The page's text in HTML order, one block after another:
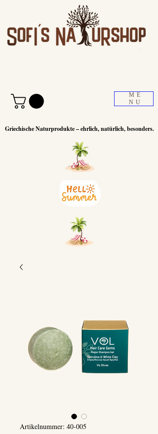
ME
NU
Griechische Naturprodukte – ehrlich, natürlich, besonders.
Artikelnummer: 40-005